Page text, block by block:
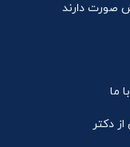
صورت دارند
ما
دکتر